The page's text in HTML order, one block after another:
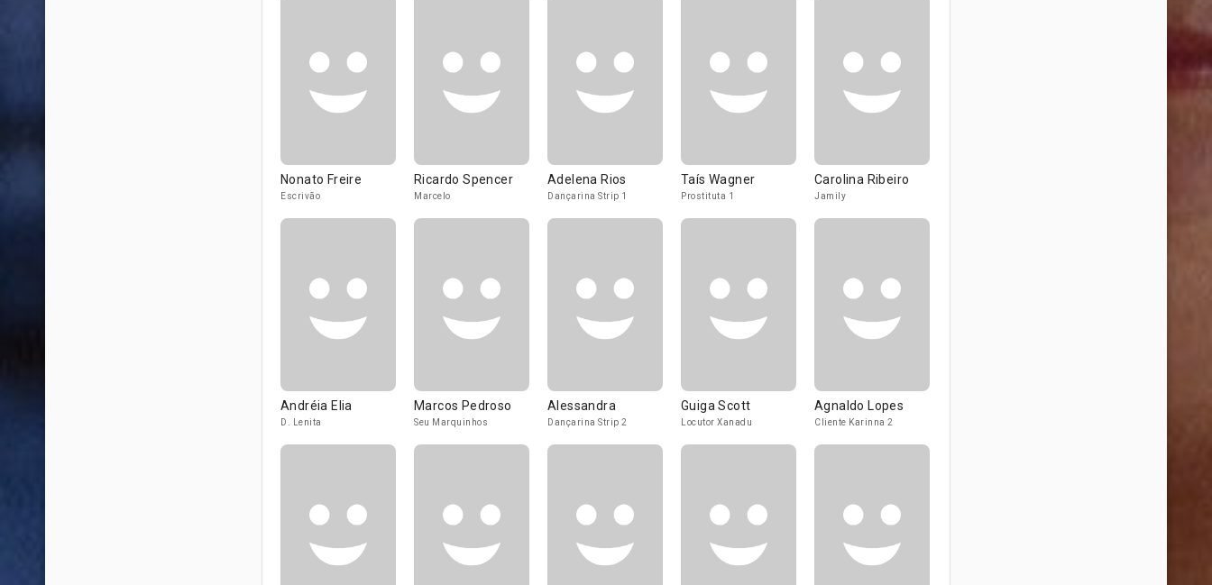
Nonato Freire
Escrivão
Ricardo Spencer
Marcelo
Adelena Rios
Dançarina Strip 1
Taís Wagner
Prostituta 1
Carolina Ribeiro
Jamily
Andréia Elia
D. Lenita
Marcos Pedroso
Seu Marquinhos
Alessandra
Dançarina Strip 2
Guiga Scott
Locutor Xanadu
Agnaldo Lopes
Cliente Karinna 2